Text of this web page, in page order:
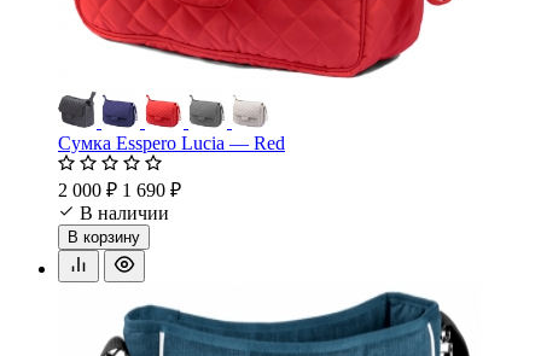
Сумка Esspero Lucia — Red
2 000 ₽ 1 690 ₽
В наличии
В корзину